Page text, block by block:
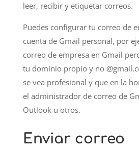
leer, recibir y etiquetar correos.
Puedes configurar tu correo de
cuenta de Gmail personal, por
correo de empresa en Gmail
tu dominio propio y no
se vea profesional y que en la
el administrador de correo de
Outlook u otros.
Enviar correo